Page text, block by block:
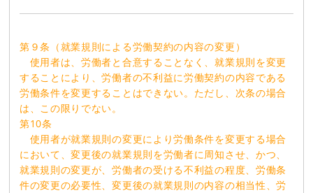
第９条（就業規則による労働契約の内容の変更）
使用者は、労働者と合意することなく、就業規則を変更
することにより、労働者の不利益に労働契約の内容である
労働条件を変更することはできない。ただし、次条の場合
は、この限りでない。
第10条
使用者が就業規則の変更により労働条件を変更する場合
において、変更後の就業規則を労働者に周知させ、かつ、
就業規則の変更が、労働者の受ける不利益の程度、労働条
件の変更の必要性、変更後の就業規則の内容の相当性、労